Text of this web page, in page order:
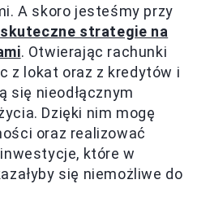
A skoro jesteśmy przy
skuteczne strategie na
. Otwierając rachunki
z lokat oraz z kredytów i
się nieodłącznym
Dzięki nim mogę
oraz realizować
które w
się niemożliwe do